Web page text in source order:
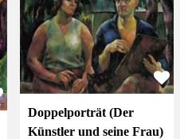
Doppelporträt (Der
Künstler und seine Frau)